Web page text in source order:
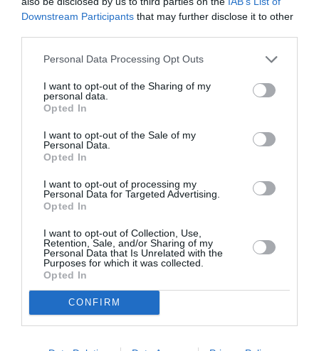
Downstream Participants that may further disclose it to other
Personal Data Processing Opt Outs
I want to opt-out of the Sharing of my
personal data.
Opted In
I want to opt-out of the Sale of my
Personal Data.
Opted In
I want to opt-out of processing my
Personal Data for Targeted Advertising.
Opted In
I want to opt-out of Collection, Use,
Retention, Sale, and/or Sharing of my
Personal Data that Is Unrelated with the
Purposes for which it was collected.
Opted In
CONFIRM
διάσημο οδηγό αγωνιστικών αυτοκινήτων που
ήταν ανάμεσα στους καλεσμένους: «Ο Lewis
Hamilton ΔΕΝ ΘΑ ΕΡΘΕΙ. Εξηγήστε μου λοιπόν
Μιλήσαμε μαζί του και δεν θα έρθει, εξηγήστε
μου λοιπόν γιατί είπατε ότι απάντησε θετικά
στην πρόσκληση».
Εξηγήστε μου λοιπόν παρακαλώ γιατί
το όνομά του είναι στη λίστα.
Μιλήσαμε μαζί του και δεν θα έρθει,
εξηγήστε μου λοιπόν γιατί είπατε ότι
απάντησε θετικά στην πρόσκληση»
wedding plannerπροσπάθησε να εξηγήσει ότι
εξοικειωθεί ακόμα με τη virtual